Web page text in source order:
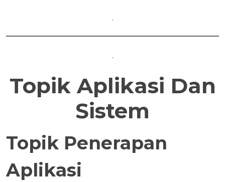
.
.
Topik Aplikasi Dan
Sistem
Topik Penerapan
Aplikasi